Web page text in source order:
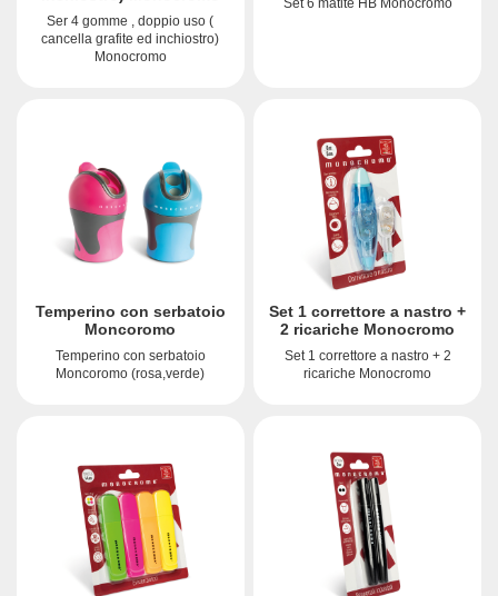
Ser 4 gomme , doppio uso (
cancella grafite ed inchiostro)
Monocromo
Set 6 matite HB Monocromo
Temperino con serbatoio
Moncoromo
Temperino con serbatoio
Moncoromo (rosa,verde)
Set 1 correttore a nastro +
2 ricariche Monocromo
Set 1 correttore a nastro + 2
ricariche Monocromo